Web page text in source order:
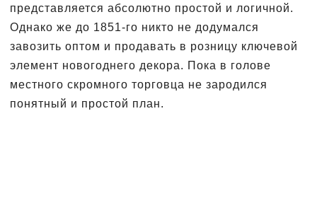
представляется абсолютно простой и логичной.
Однако же до 1851-го никто не додумался
завозить оптом и продавать в розницу ключевой
элемент новогоднего декора. Пока в голове
местного скромного торговца не зародился
понятный и простой план.